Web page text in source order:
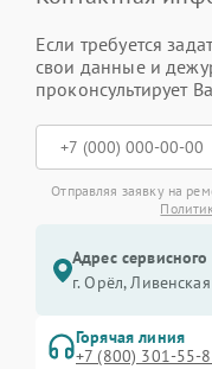
Если требуется
свои данные и
проконсультирует
Отправляя заявку на
Адрес
г. Орёл,
Горячая линия
+7 (800) 301-55-